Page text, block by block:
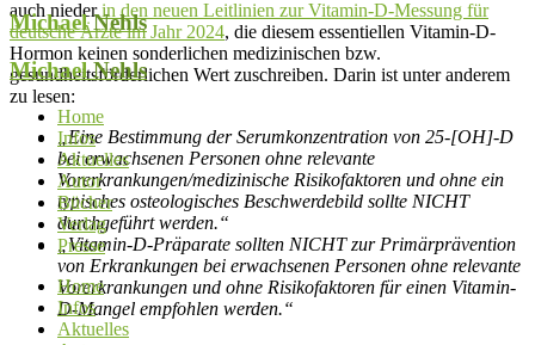
MichaelNehls
MichaelNehls
Home
Infos
Aktuelles
Autor
Bücher
Verlag
Presse
Home
Infos
Aktuelles
auch niederin den neuen Leitlinien zur Vitamin-D-Messung für
deutsche Ärzte im Jahr 2024, die diesem essentiellen Vitamin-D-
Hormon keinen sonderlichen medizinischen bzw.
gesundheitsförderlichen Wert zuschreiben. Darin ist unter anderem
zu lesen:
„Eine Bestimmung der Serumkonzentration von 25-[OH]-D
bei erwachsenen Personen ohne relevante
Vorerkrankungen/medizinische Risikofaktoren und ohne ein
typisches osteologisches Beschwerdebild sollte NICHT
durchgeführt werden.“
„Vitamin-D-Präparate sollten NICHT zur Primärprävention
von Erkrankungen bei erwachsenen Personen ohne relevante
Vorerkrankungen und ohne Risikofaktoren für einen Vitamin-
D-Mangel empfohlen werden.“